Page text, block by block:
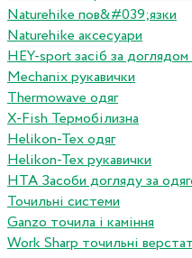
Naturehike пов&#039;язки
Naturehike аксесуари
HEY-sport засіб за доглядом
Mechanix рукавички
Thermowave одяг
X-Fish Термобілизна
Helikon-Tex одяг
Helikon-Tex рукавички
HTA Засоби догляду за
Точильні системи
Ganzo точила і каміння
Work Sharp точильні